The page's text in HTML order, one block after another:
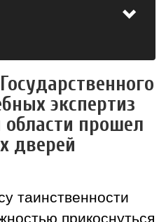
экспертиз
области прошел
дверей
таинственности
прикоснуться